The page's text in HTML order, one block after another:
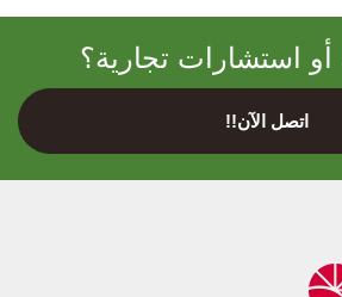
استشارات تجارية؟
اتصل الآن!!